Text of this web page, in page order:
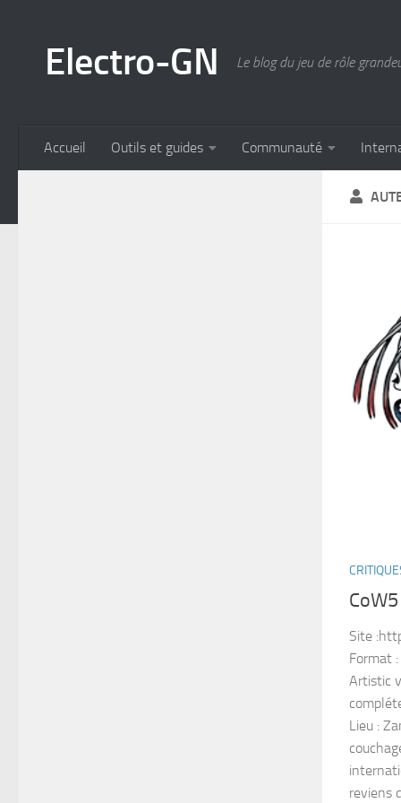
Electro-GN Le blog du jeu de rôle
Accueil Outils et guides Communauté
Site
Format
Artistic
Lieu :
reviens